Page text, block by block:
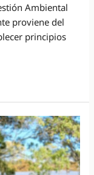
Ambiental
proviene del
principios